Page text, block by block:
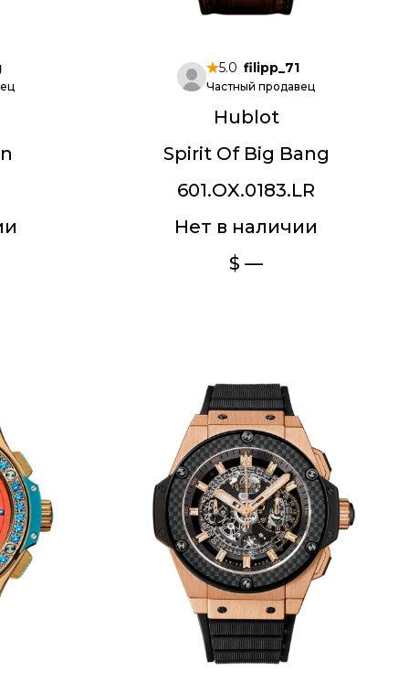
5.0 filipp_71
Частный продавец
Hublot
Spirit Of Big Bang
601.OX.0183.LR
Нет в наличии
$ —